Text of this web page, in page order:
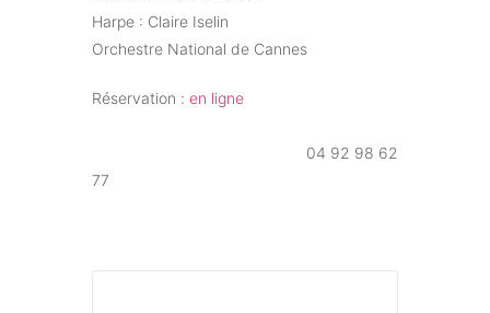
Harpe : Claire Iselin
Orchestre National de Cannes
Réservation :en ligne
04 92 98 62
77